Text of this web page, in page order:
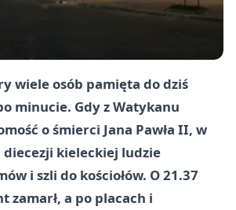
wiele osób pamięta do dziś
minucie. Gdy z Watykanu
o śmierci Jana Pawła II, w
kieleckiej ludzie
i szli do kościołów. O 21.37
zamarł, a po placach i